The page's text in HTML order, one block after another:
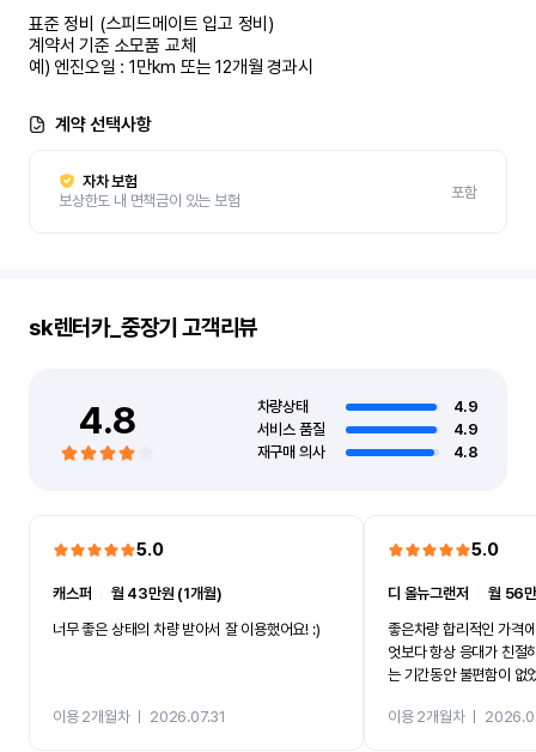
표준 정비 (스피드메이트 입고 정비)
계약서 기준 소모품 교체
예) 엔진오일 : 1만km 또는 12개월 경과시
계약 선택사항
자차 보험
보상한도 내 면책금이 있는 보험
포함
sk렌터카_중장기 고객리뷰
4.8 차량상태
4.9
서비스 품질
4.9
재구매 의사
4.8
5.0
캐스퍼
월 43만원 (1개월)
너무 좋은 상태의 차량 받아서 잘 이용했어요! :)
이용 2개월차ㅣ 2026.07.31
5.0
디 올뉴그랜저 ㅣ월 56
좋은차량 합리적인 가격
엇보다 항상 응대가 친절
는 기간동안 불편함이 없
카 렌트 고민없이 강추합
이용 2개월차ㅣ